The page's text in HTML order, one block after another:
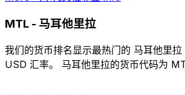
MTL - 马耳他里拉
我们的货币排名显示最热门的 马耳他里
USD 汇率。 马耳他里拉的货币代码为